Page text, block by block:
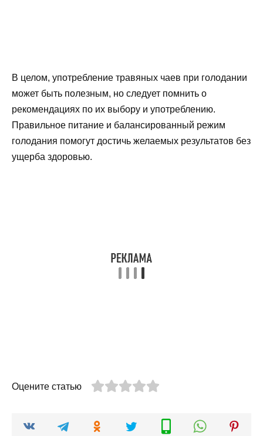
В целом, употребление травяных чаев при голодании
может быть полезным, но следует помнить о
рекомендациях по их выбору и употреблению.
Правильное питание и балансированный режим
голодания помогут достичь желаемых результатов без
ущерба здоровью.
Оцените статью